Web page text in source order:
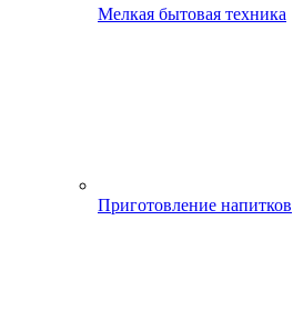
Мелкая бытовая техника
Приготовление напитков